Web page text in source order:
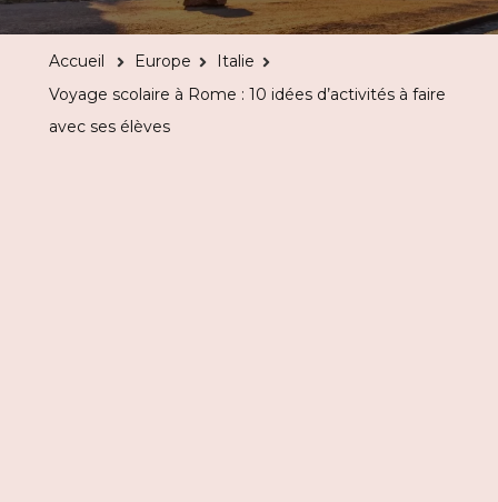
scolaire
Accueil Europe
Italie
Voyage scolaire à Rome : 10 idées d’activités à faire
avec ses élèves